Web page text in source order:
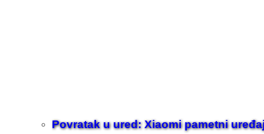
Povratak u ured: Xiaomi pametni